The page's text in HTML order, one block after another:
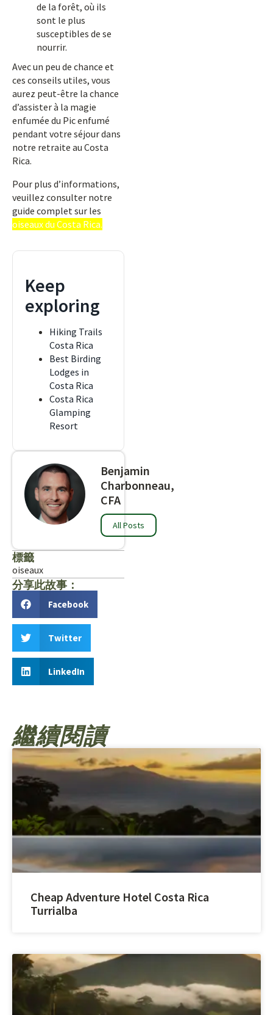
de la forêt, où ils
sont le plus
susceptibles de se
nourrir.
Avec un peu de chance et
ces conseils utiles, vous
aurez peut-être la chance
d’assister à la magie
enfumée du Pic enfumé
pendant votre séjour dans
notre retraite au Costa
Rica.
Pour plus d’informations,
veuillez consulter notre
guide complet sur les
oiseaux du Costa Rica.
Keep
exploring
Hiking Trails
Costa Rica
Best Birding
Lodges in
Costa Rica
Costa Rica
Glamping
Resort
Benjamin
Charbonneau,
CFA
All Posts
標籤
oiseaux
分享此故事：
Facebook
Twitter
LinkedIn
繼續閱讀
Cheap Adventure Hotel Costa Rica
Turrialba